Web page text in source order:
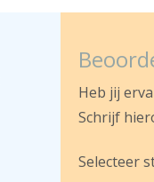
Heb jij
Schrijf
Selecteer